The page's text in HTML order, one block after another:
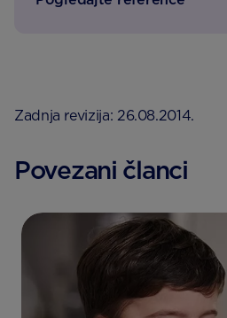
Zadnja revizija: 26.08.2014.
Povezani članci